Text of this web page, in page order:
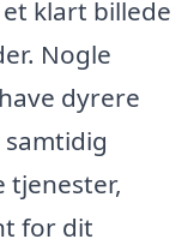
klart billede
Nogle
dyrere
tjenester,
for dit